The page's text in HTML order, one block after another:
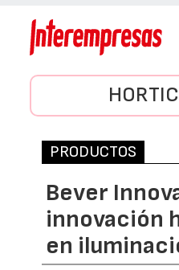
PRODUCTOS
Bever
innovación
en